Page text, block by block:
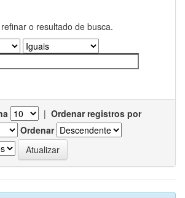
o resultado de busca.
| Ordenar registros por
Ordenar